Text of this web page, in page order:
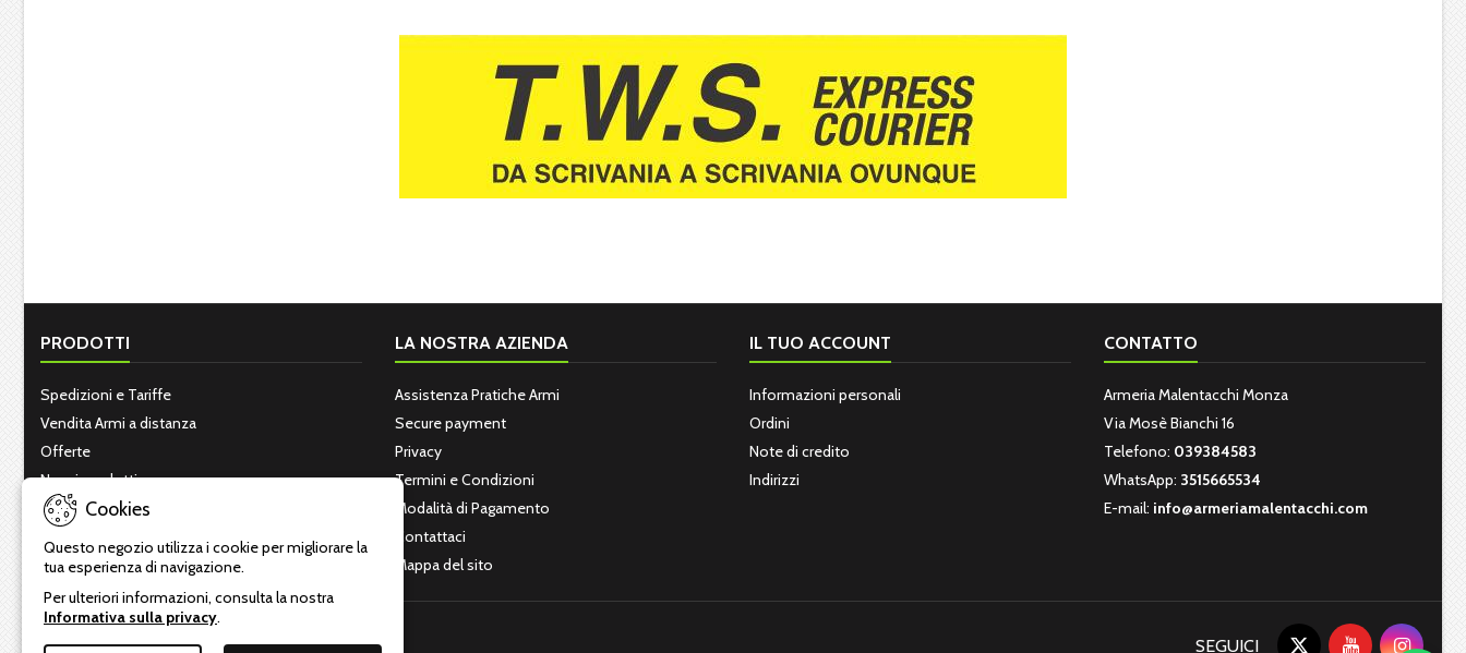
PRODOTTI
Spedizioni e Tariffe
Vendita Armi a distanza
Offerte
Nuovi prodotti
Più venduti
LA NOSTRA AZIENDA
Assistenza Pratiche Armi
Secure payment
Privacy
Termini e Condizioni
Modalità di Pagamento
Contattaci
Mappa del sito
IL TUO ACCOUNT
Informazioni personali
Ordini
Note di credito
Indirizzi
CONTATTO
Armeria Malentacchi Monza
Via Mosè Bianchi 16
Telefono: 039384583
WhatsApp: 3515665534
E-mail: info@armeriamalentacchi.com
Cookies
Questo negozio utilizza i cookie per migliorare la
tua esperienza di navigazione.
Per ulteriori informazioni, consulta la nostra
Informativa sulla privacy.
SEGUICI